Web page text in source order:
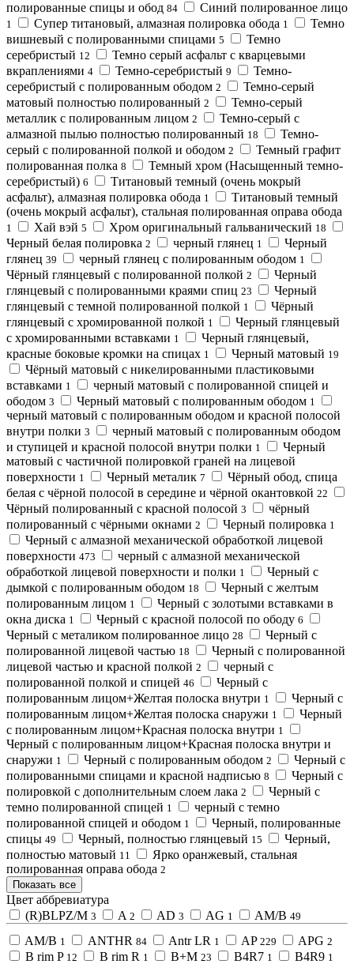
полированные спицы и обод 84 Синий полированное лицо
1 Супер титановый, алмазная полировка обода 1
Темно
вишневый с полированными спицами 5
Темно
серебристый 12
Темно серый асфальт с кварцевыми
вкраплениями 4 Темно-серебристый 9
Темно-
серебристый с полированным ободом 2
Темно-серый
матовый полностью полированный 2
Темно-серый
металлик с полированным лицом 2
Темно-серый с
алмазной пылью полностью полированный 18
Темно-
серый с полированной полкой и ободом 2
Темный графит
полированная полка 8
Темный хром (Насыщенный темно-
серебристый) 6
Титановый темный (очень мокрый
асфальт), алмазная полировка обода 1
Титановый темный
(очень мокрый асфальт), стальная полированная оправа обода
1 Хай вэй 5 Хром оригинальный гальванический 18
Черный белая полировка 2 черный глянец 1
Черный
глянец 39 черный глянец с полированным ободом 1
Чёрный глянцевый с полированной полкой 2
Черный
глянцевый с полированными краями спиц 23
Черный
глянцевый с темной полированной полкой 1
Чёрный
глянцевый с хромированной полкой 1
Черный глянцевый
с хромированными вставками 1
Черный глянцевый,
красные боковые кромки на спицах 1 Черный матовый 19
Чёрный матовый с никелированными пластиковыми
вставками 1
черный матовый с полированной спицей и
ободом 3 Черный матовый с полированным ободом 1
черный матовый с полированным ободом и красной полосой
внутри полки 3
черный матовый с полированным ободом
и ступицей и красной полосой внутри полки 1
Черный
матовый с частичной полировкой граней на лицевой
поверхности 1 Черный металик 7
Чёрный обод, спица
белая с чёрной полосой в середине и чёрной окантовкой 22
Чёрный полированный с красной полосой 3
чёрный
полированный с чёрными окнами 2 Черный полировка 1
Черный с алмазной механической обработкой лицевой
поверхности 473
черный с алмазной механической
обработкой лицевой поверхности и полки 1
Черный с
дымкой с полированным ободом 18
Черный с желтым
полированным лицом 1
Черный с золотыми вставками в
окна диска 1 Черный с красной полосой по ободу 6
Черный с металиком полированное лицо 28
Черный с
полированной лицевой частью 18
Черный с полированной
лицевой частью и красной полкой 2
черный с
полированной полкой и спицей 46
Черный с
полированным лицом+Желтая полоска внутри 1
Черный с
полированным лицом+Желтая полоска снаружи 1
Черный
с полированным лицом+Красная полоска внутри 1
Черный с полированным лицом+Красная полоска внутри и
снаружи 1 Черный с полированным ободом 2
Черный с
полированными спицами и красной надписью 8
Черный с
полировкой с дополнительным слоем лака 2
Черный с
темно полированной спицей 1
черный с темно
полированной спицей и ободом 1
Черный, полированные
спицы 49 Черный, полностью глянцевый 15
Черный,
полностью матовый 11
Ярко оранжевый, стальная
полированная оправа обода 2
Показать все
Цвет аббревиатура
(R)BLPZ/M 3 A 2 AD 3 AG 1 AM/B 49
AM/В 1 ANTHR 84 Antr LR 1 AP 229 APG 2
B rim P 12 B rim R 1 B+M 23 B4R7 1 B4R9 1